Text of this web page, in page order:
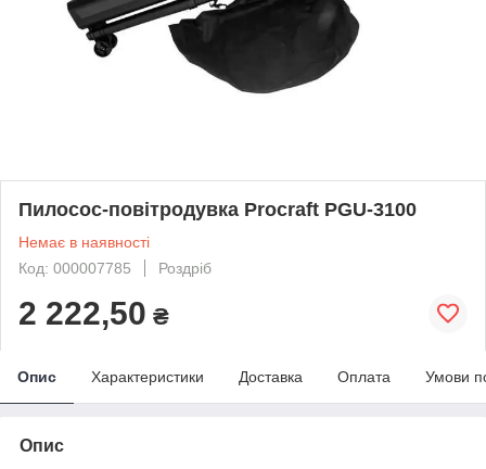
Пилосос-повітродувка Procraft PGU-3100
Немає в наявності
Код: 000007785
Роздріб
2 222,50 ₴
Опис Характеристики Доставка Оплата Умови
Опис